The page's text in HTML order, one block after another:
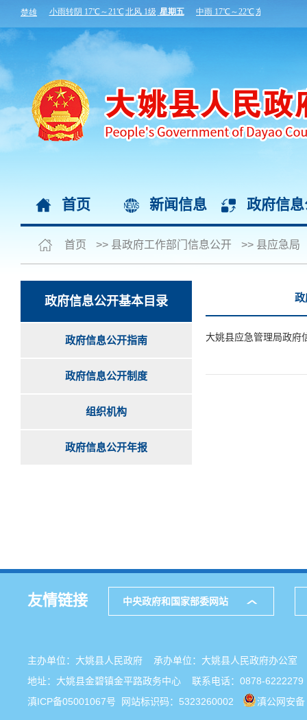
首页 新闻信息 政府信
首页 >> 县政府工作部门信息公开 >> 县应急局
政府信息公开基本目录
政府信息公开指南
政府信息公开制度
组织机构
政府信息公开年报
政
大姚县应急管理局政府
友情链接 中央政府和国家部委网站
主办单位：大姚县人民政府 承办单位：大姚县人民政府办公
地址：大姚县金碧镇金平路政务中心 联系电话：0878-6222279
滇ICP备05001067号 网站标识码：5323260002 滇公网安